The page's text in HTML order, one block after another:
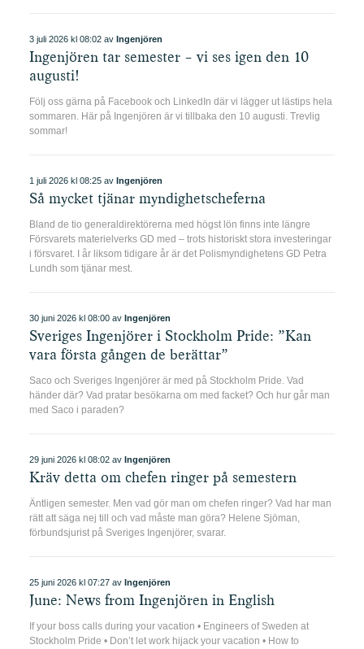
Visa tidningen Visa tidningen Visa tidningen
Visa tidningen Visa tidningen Visa tidningen
Visa tidningen Visa tidningen
3 juli 2026 kl 08:02 av Ingenjören
Ingenjören tar semester – vi ses igen den 10
augusti!
Följ oss gärna på Facebook och LinkedIn där vi lägger ut lästips hela
sommaren. Här på Ingenjören är vi tillbaka den 10 augusti. Trevlig
sommar!
1 juli 2026 kl 08:25 av Ingenjören
Så mycket tjänar myndighetscheferna
Bland de tio generaldirektörerna med högst lön finns inte längre
Försvarets materielverks GD med – trots historiskt stora investeringar
i försvaret. I år liksom tidigare år är det Polismyndighetens GD Petra
Lundh som tjänar mest.
30 juni 2026 kl 08:00 av Ingenjören
Sveriges Ingenjörer i Stockholm Pride: ”Kan
vara första gången de berättar”
Saco och Sveriges Ingenjörer är med på Stockholm Pride. Vad
händer där? Vad pratar besökarna om med facket? Och hur går man
med Saco i paraden?
29 juni 2026 kl 08:02 av Ingenjören
Kräv detta om chefen ringer på semestern
Äntligen semester. Men vad gör man om chefen ringer? Vad har man
rätt att säga nej till och vad måste man göra? Helene Sjöman,
förbundsjurist på Sveriges Ingenjörer, svarar.
25 juni 2026 kl 07:27 av Ingenjören
June: News from Ingenjören in English
If your boss calls during your vacation • Engineers of Sweden at
Stockholm Pride • Don’t let work hijack your vacation • How to